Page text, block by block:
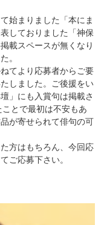
始まりました「本にま
しておりました「神保
載スペースが無くなり
。
てより応募者からご要
しました。ご後援をい
」にも入賞句は掲載さ
とで最初は不安もあ
が寄せられて俳句の可
方はもちろん、今回応
ご応募下さい。